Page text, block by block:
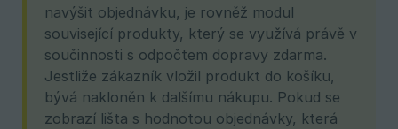
navýšit objednávku, je rovněž modul
související produkty, který se využívá právě v
součinnosti s odpočtem dopravy zdarma.
Jestliže zákazník vložil produkt do košíku,
bývá nakloněn k dalšímu nákupu. Pokud se
zobrazí lišta s hodnotou objednávky, která